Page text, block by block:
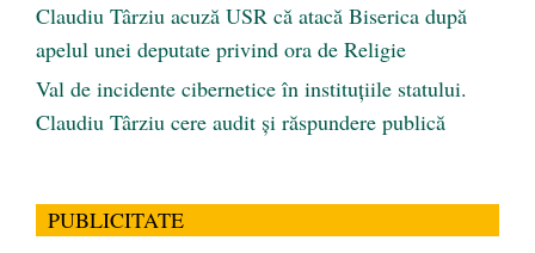
Claudiu Târziu acuză USR că atacă Biserica după
apelul unei deputate privind ora de Religie
Val de incidente cibernetice în instituțiile statului.
Claudiu Târziu cere audit și răspundere publică
PUBLICITATE